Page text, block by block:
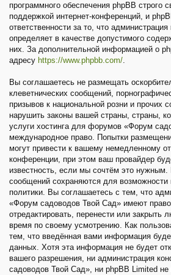
программного обеспечения phpBB строго
поддержкой интернет-конференций, и
ответственности за то, что
определяет в качестве допустимого
них. За дополнительной информацией о
адресу https://www.phpbb.com/.
Вы соглашаетесь не размещать
клеветнических сообщений,
призывов к национальной розни и прочих
нарушить законы вашей страны, страны,
услуги хостинга для форумов «Форум
международное право. Попытки
могут привести к вашему немедленному
конференции, при этом ваш провайдер
известность, если мы сочтём это нужным.
сообщений сохраняются для возможности
политики. Вы соглашаетесь с тем, что
«Форум садоводов Твой Сад» имеют
отредактировать, перенести или
время по своему усмотрению. Как
тем, что введённая вами информация
данных. Хотя эта информация не будет
вашего разрешения, ни администрация
садоводов Твой Сад», ни phpBB Limited